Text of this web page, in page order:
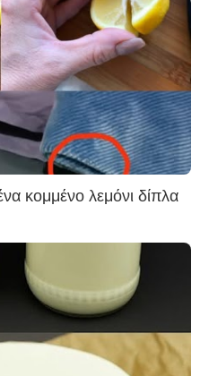
κομμένο λεμόνι δίπλα